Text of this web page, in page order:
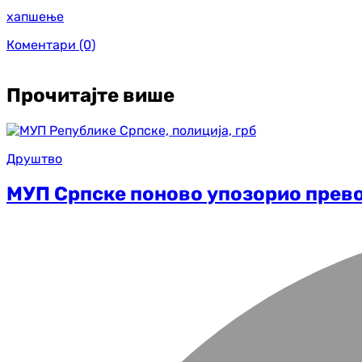
хапшење
Коментари (0)
Прочитајте више
Друштво
МУП Српске поново упозорио